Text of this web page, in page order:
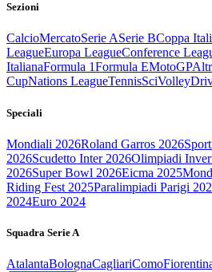
Sezioni
CalcioMercatoSerie ASerie BCoppa
LeagueEuropa LeagueConference
ItalianaFormula 1Formula EMotoGP
CupNations LeagueTennisSciVolley
Speciali
Mondiali 2026Roland Garros 2026
2026Scudetto Inter 2026Olimpiadi
2026Super Bowl 2026Eicma 2025
Riding Fest 2025Paralimpiadi Parigi
2024Euro 2024
Squadra Serie A
AtalantaBolognaCagliariComo